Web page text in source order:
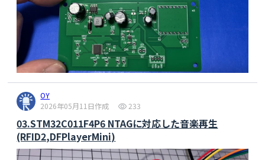
OY
2026年05月11日作成
233
03.STM32C011F4P6 NTAGに対応した音楽再生
(RFID2,DFPlayerMini)